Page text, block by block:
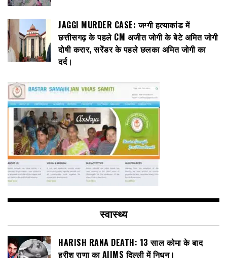
JAGGI MURDER CASE: जग्गी हत्याकांड में
छत्तीसगढ़ के पहले CM अजीत जोगी के बेटे अमित जोगी
दोषी करार, सरेंडर के पहले छलका अमित जोगी का
दर्द।
स्वास्थ्य
HARISH RANA DEATH: 13 साल कोमा के बाद
हरीश राणा का AIIMS दिल्ली में निधन।